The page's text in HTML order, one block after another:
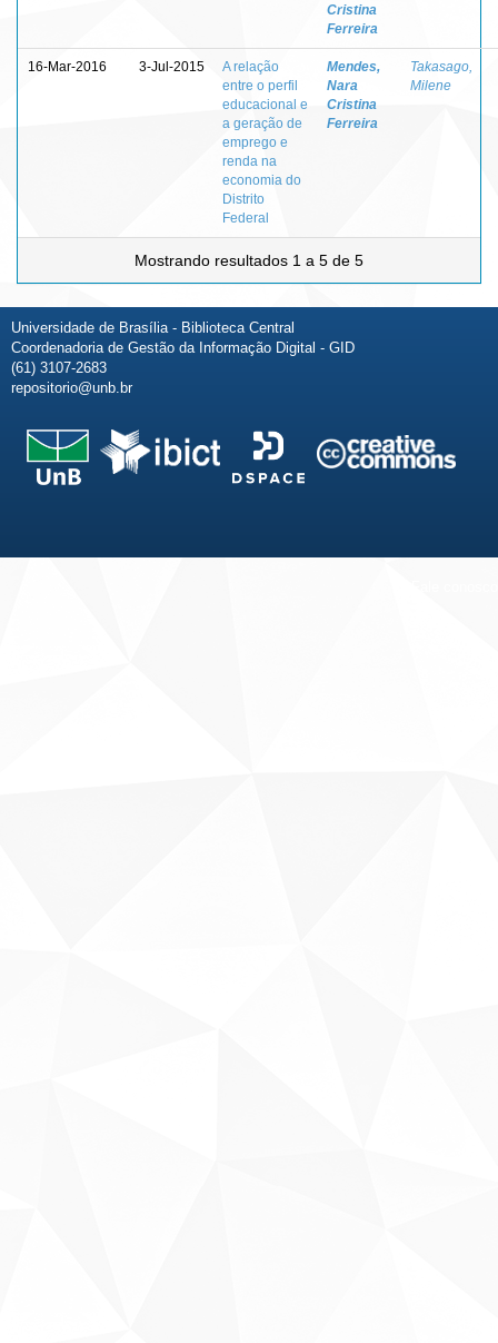
Cristina
Ferreira
16-Mar-2016 3-Jul-2015
A relação
entre o perfil
educacional e
a geração de
emprego e
renda na
economia do
Distrito
Federal
Mendes,
Nara
Cristina
Ferreira
Takasago,
Milene
Mostrando resultados 1 a 5 de 5
Universidade de Brasília - Biblioteca Central
Coordenadoria de Gestão da Informação Digital - GID
(61) 3107-2683
repositorio@unb.br